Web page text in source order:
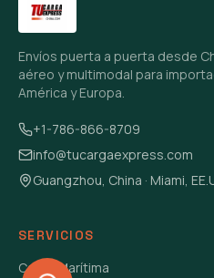
Envíos puerta a puerta desde
aéreo y multimodal para
América y Europa.
+1-786-866-8709
info@tucargaexpress.com
Guangzhou, China · Miami,
SERVICIOS
Carga Marítima